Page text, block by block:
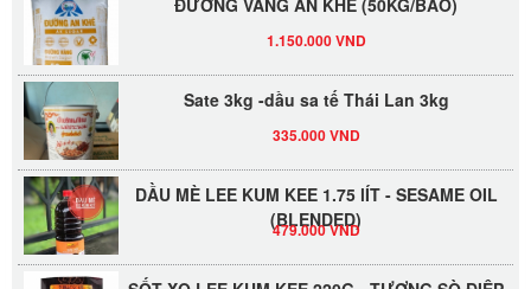
Sate 3kg -dầu sa tế Thái Lan 3kg
DẦU MÈ LEE KUM KEE 1.75 lÍT - SESAME OIL
(BLENDED)
479.000 VND
SỐT XO LEE KUM KEE 220G - TƯƠNG SÒ ĐIỆP